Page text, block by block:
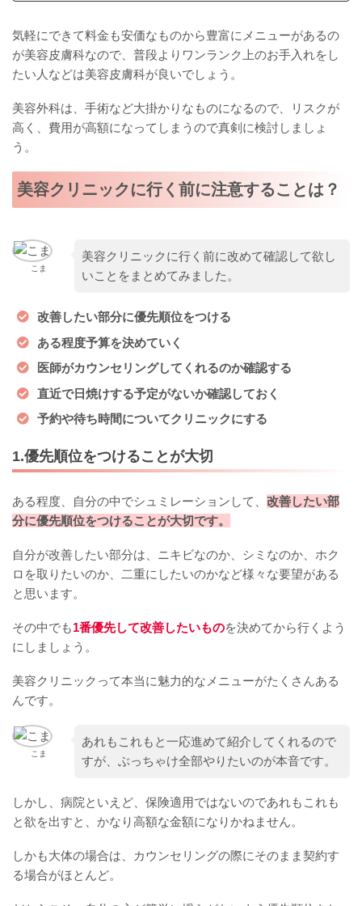
気軽にできて料金も安価なものから豊富にメニューがあるの
が美容皮膚科なので、普段よりワンランク上のお手入れをし
たい人などは美容皮膚科が良いでしょう。
美容外科は、手術など大掛かりなものになるので、リスクが
高く、費用が高額になってしまうので真剣に検討しましょ
う。
美容クリニックに行く前に注意することは？
こま
美容クリニックに行く前に改めて確認して欲し
いことをまとめてみました。
改善したい部分に優先順位をつける
ある程度予算を決めていく
医師がカウンセリングしてくれるのか確認する
直近で日焼けする予定がないか確認しておく
予約や待ち時間についてクリニックにする
1.優先順位をつけることが大切
ある程度、自分の中でシュミレーションして、 改善したい部
分に優先順位をつけることが大切です。
自分が改善したい部分は、ニキビなのか、シミなのか、ホク
ロを取りたいのか、二重にしたいのかなど様々な要望がある
と思います。
その中でも1番優先して改善したいものを決めてから行くよう
にしましょう。
美容クリニックって本当に魅力的なメニューがたくさんある
んです。
こま
あれもこれもと一応進めて紹介してくれるので
すが、ぶっちゃけ全部やりたいのが本音です。
しかし、病院といえど、保険適用ではないのであれもこれも
と欲を出すと、かなり高額な金額になりかねません。
しかも大体の場合は、カウンセリングの際にそのまま契約す
る場合がほとんど。